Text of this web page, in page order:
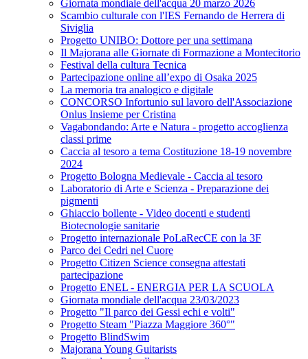
Giornata mondiale dell'acqua 20 marzo 2026
Scambio culturale con l'IES Fernando de Herrera di
Siviglia
Progetto UNIBO: Dottore per una settimana
Il Majorana alle Giornate di Formazione a Montecitorio
Festival della cultura Tecnica
Partecipazione online all’expo di Osaka 2025
La memoria tra analogico e digitale
CONCORSO Infortunio sul lavoro dell'Associazione
Onlus Insieme per Cristina
Vagabondando: Arte e Natura - progetto accoglienza
classi prime
Caccia al tesoro a tema Costituzione 18-19 novembre
2024
Progetto Bologna Medievale - Caccia al tesoro
Laboratorio di Arte e Scienza - Preparazione dei
pigmenti
Ghiaccio bollente - Video docenti e studenti
Biotecnologie sanitarie
Progetto internazionale PoLaRecCE con la 3F
Parco dei Cedri nel Cuore
Progetto Citizen Science consegna attestati
partecipazione
Progetto ENEL - ENERGIA PER LA SCUOLA
Giornata mondiale dell'acqua 23/03/2023
Progetto "Il parco dei Gessi echi e volti"
Progetto Steam "Piazza Maggiore 360°"
Progetto BlindSwim
Majorana Young Guitarists